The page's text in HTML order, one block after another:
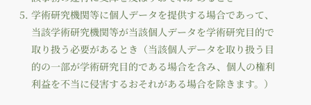
学術研究機関等に個人データを提供する場合であって、
当該学術研究機関等が当該個人データを学術研究目的で
取り扱う必要があるとき（当該個人データを取り扱う目
的の一部が学術研究目的である場合を含み、個人の権利
利益を不当に侵害するおそれがある場合を除きます。）